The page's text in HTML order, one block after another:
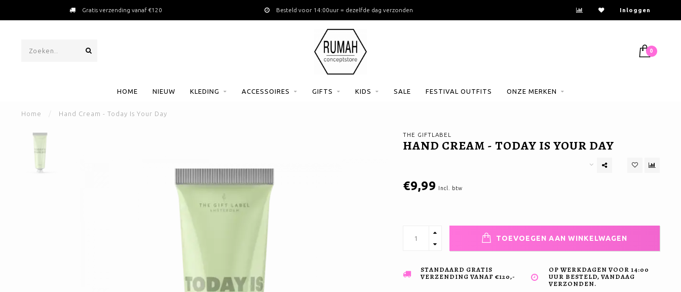
Gratis verzending vanaf €120 Besteld voor 14:00uur = dezelfde dag verzonden Inloggen
0
HOME NIEUW KLEDING ACCESSOIRES GIFTS KIDS SALE FESTIVAL OUTFITS ONZE MERKEN
Home / Hand Cream - Today Is Your Day
THE GIFTLABEL
HAND CREAM - TODAY IS YOUR DAY
€9,99 Incl. btw
TOEVOEGEN AAN WINKELWAGEN
STANDAARD GRATIS
VERZENDING VANAF €120,-
OP WERKDAGEN VOOR 14:00
UUR BESTELD, VANDAAG
VERZONDEN.